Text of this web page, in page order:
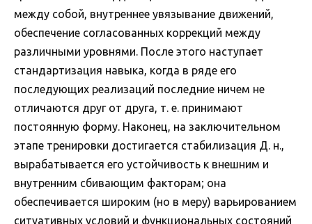
между собой, внутреннее увязывание движений,
обеспечение согласованных коррекций между
различными уровнями. После этого наступает
стандартизация навыка, когда в ряде его
последующих реализаций последние ничем не
отличаются друг от друга, т. е. принимают
постоянную форму. Наконец, на заключительном
этапе тренировки достигается стабилизация Д. н.,
вырабатывается его устойчивость к внешним и
внутренним сбивающим факторам; она
обеспечивается широким (но в меру) варьированием
ситуативных условий и функциональных состояний